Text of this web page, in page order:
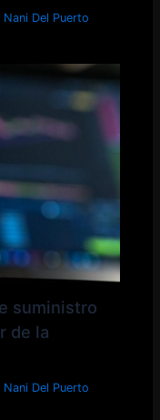
Nani Del Puerto
suministro
de la
Nani Del Puerto